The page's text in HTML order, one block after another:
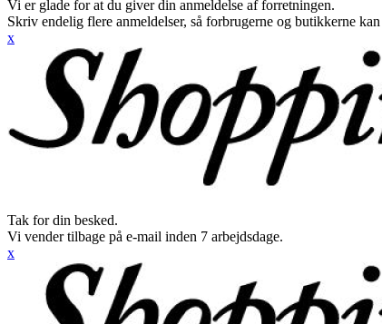
Vi er glade for at du giver din anmeldelse af forretningen.
Skriv endelig flere anmeldelser, så forbrugerne og butikkerne
x
Tak for din besked.
Vi vender tilbage på e-mail inden 7 arbejdsdage.
x